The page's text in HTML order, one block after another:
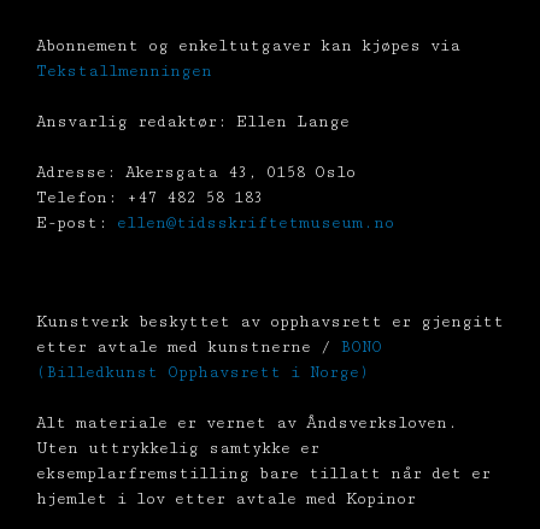
Abonnement og enkeltutgaver kan kjøpes via
Tekstallmenningen
Ansvarlig redaktør: Ellen Lange
Adresse: Akersgata 43, 0158 Oslo
Telefon: +47 482 58 183
E-post: ellen@tidsskriftetmuseum.no
Kunstverk beskyttet av opphavsrett er gjengitt
etter avtale med kunstnerne / BONO
(Billedkunst Opphavsrett i Norge)
Alt materiale er vernet av Åndsverksloven.
Uten uttrykkelig samtykke er
eksemplarfremstilling bare tillatt når det er
hjemlet i lov etter avtale med Kopinor